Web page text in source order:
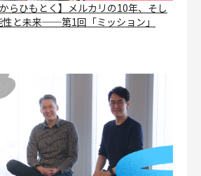
らひもとく】メルカリの10年、そし
と未来──第1回「ミッション」